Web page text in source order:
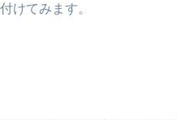
けてみます。